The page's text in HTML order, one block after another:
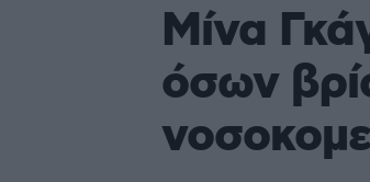
Μίνα
όσων